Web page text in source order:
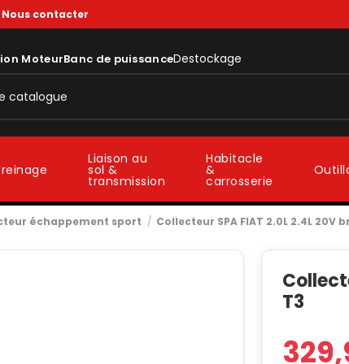
Nous contacter
MoteurBanc de puissanceDestockage
Liaison au
sol &
transmission
Habitacle
&
carrosserie
échappement sport Collecteur SPA FIAT 2.0L 2.4L 20V
T3